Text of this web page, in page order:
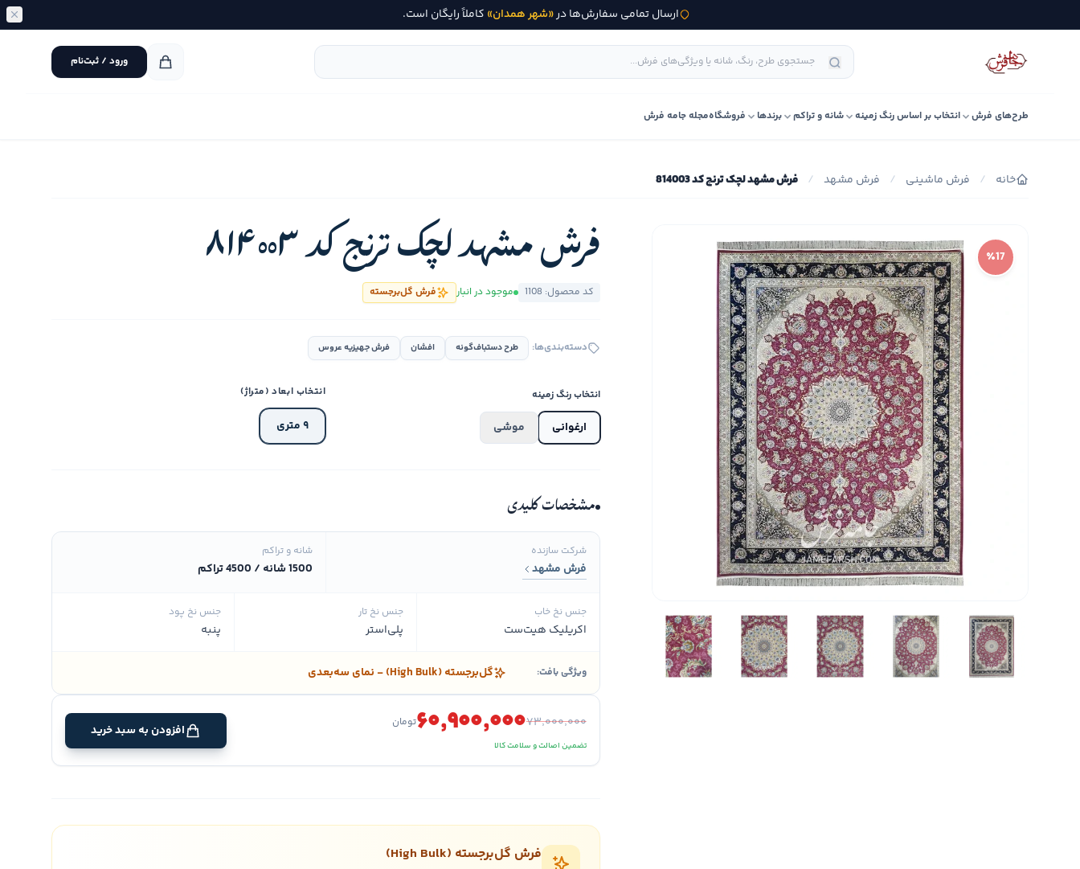
ارسال تمامی سفارش‌ها در«شهر همدان» کاملاً رایگان است.
ورود / ثبت‌نام
طرح‌های فرش انتخاب بر اساس رنگ زمینه شانه و تراکم برندها فروشگاهمجله جامه فرش
خانه / فرش ماشینی / فرش مشهد / فرش مشهد لچک ترنج کد 814003
٪17 فرش مشهد لچک ترنج کد 814003
کد محصول: 1108 موجود در انبار فرش گل‌برجسته
دسته‌بندی‌ها: طرح دستباف‌گونه افشان فرش جهیزیه عروس
انتخاب رنگ زمینه
ارغوانی موشی
انتخاب ابعاد (متراژ)
۹ متری
مشخصات کلیدی
شرکت سازنده
فرش مشهد
شانه و تراکم
1500 شانه / 4500 تراکم
جنس نخ خاب
اکریلیک هیت‌ست
جنس نخ تار
پلی‌استر
جنس نخ پود
پنبه
ویژگی بافت: گل‌برجسته (High Bulk) - نمای سه‌بعدی
۷۳٬۰۰۰٬۰۰۰۶۰٬۹۰۰٬۰۰۰تومان
تضمین اصالت و سلامت کالا
افزودن به سبد خرید
فرش گل‌برجسته (High Bulk)